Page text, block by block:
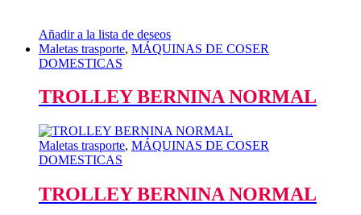
Añadir a la lista de deseos
Maletas trasporte, MÁQUINAS DE COSER
DOMESTICAS
TROLLEY BERNINA NORMAL
Maletas trasporte, MÁQUINAS DE COSER
DOMESTICAS
TROLLEY BERNINA NORMAL